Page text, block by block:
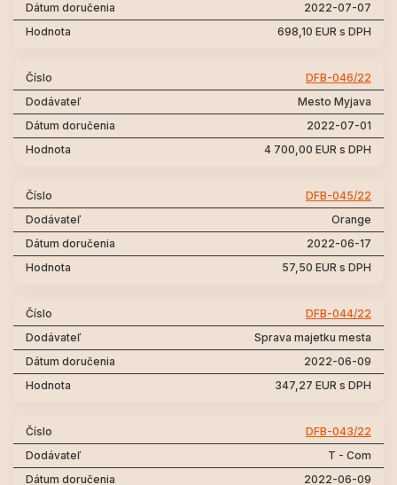
2022-07-07
698,10 EUR s DPH
DFB-046/22
Mesto Myjava
2022-07-01
4 700,00 EUR s DPH
DFB-045/22
Orange
2022-06-17
57,50 EUR s DPH
DFB-044/22
Sprava majetku mesta
2022-06-09
347,27 EUR s DPH
DFB-043/22
T - Com
2022-06-09